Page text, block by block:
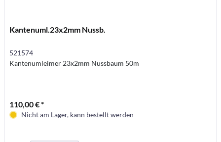
Kantenuml.23x2mm Nussb.
521574
Kantenumleimer 23x2mm Nussbaum 50m
110,00 € *
Nicht am Lager, kann bestellt werden